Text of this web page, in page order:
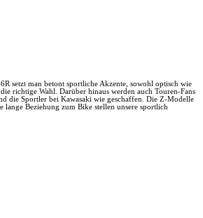
setzt man betont sportliche Akzente, sowohl optisch wie
richtige Wahl. Darüber hinaus werden auch Touren-Fans
die Sportler bei Kawasaki wie geschaffen. Die Z-Modelle
Beziehung zum Bike stellen unsere sportlich